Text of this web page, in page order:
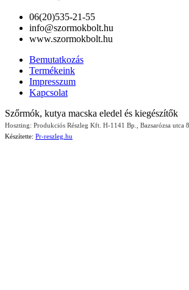
06(20)535-21-55
info@szormokbolt.hu
www.szormokbolt.hu
Bemutatkozás
Termékeink
Impresszum
Kapcsolat
Szőrmók, kutya macska eledel és kiegészítők
Hoszting: Produkciós Részleg Kft. H-1141 Bp., Bazsarózsa utca
Készítette: Pr-reszleg.hu